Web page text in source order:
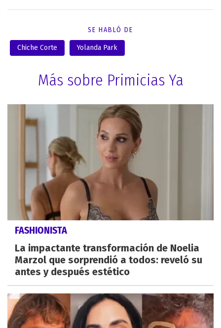
SE HABLÓ DE
Chiche Corte Yolanda Park
Más sobre Primicias Ya
FASHIONISTA
La impactante transformación de Noelia
Marzol que sorprendió a todos: reveló su
antes y después estético